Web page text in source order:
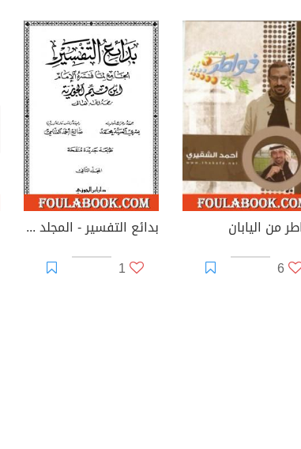
من اليابان
6
بدائع التفسير - المجلد الثاني
1